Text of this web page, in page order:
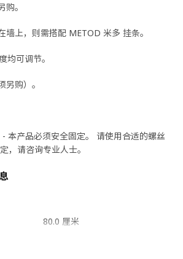
。
墙上，则需搭配 METOD 米多 挂条。
均可调节。
购）。
本产品必须安全固定。 请使用合适的螺丝
，请咨询专业人士。
80.0 厘米